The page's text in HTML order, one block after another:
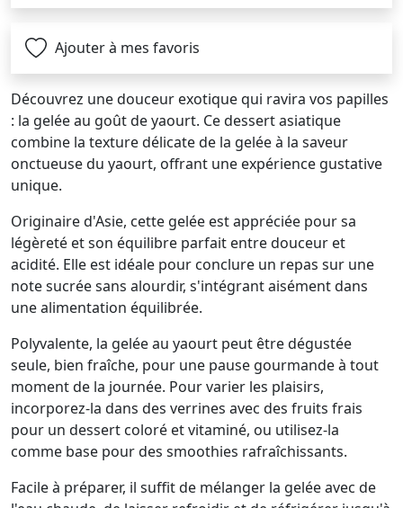
Ajouter à mes favoris
Découvrez une douceur exotique qui ravira vos papilles
: la gelée au goût de yaourt. Ce dessert asiatique
combine la texture délicate de la gelée à la saveur
onctueuse du yaourt, offrant une expérience gustative
unique.
Originaire d'Asie, cette gelée est appréciée pour sa
légèreté et son équilibre parfait entre douceur et
acidité. Elle est idéale pour conclure un repas sur une
note sucrée sans alourdir, s'intégrant aisément dans
une alimentation équilibrée.
Polyvalente, la gelée au yaourt peut être dégustée
seule, bien fraîche, pour une pause gourmande à tout
moment de la journée. Pour varier les plaisirs,
incorporez-la dans des verrines avec des fruits frais
pour un dessert coloré et vitaminé, ou utilisez-la
comme base pour des smoothies rafraîchissants.
Facile à préparer, il suffit de mélanger la gelée avec de